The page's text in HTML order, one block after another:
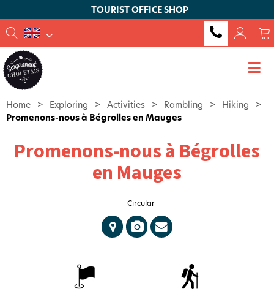
TOURIST OFFICE SHOP
Home > Exploring > Activities > Rambling > Hiking
>
Promenons-nous à Bégrolles en Mauges
Promenons-nous à Bégrolles
en Mauges
Circular